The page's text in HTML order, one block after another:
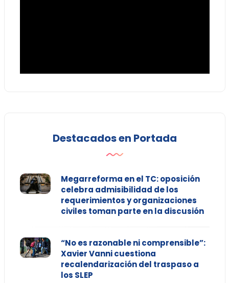
Destacados en Portada
Megarreforma en el TC: oposición
celebra admisibilidad de los
requerimientos y organizaciones
civiles toman parte en la discusión
“No es razonable ni comprensible”:
Xavier Vanni cuestiona
recalendarización del traspaso a
los SLEP